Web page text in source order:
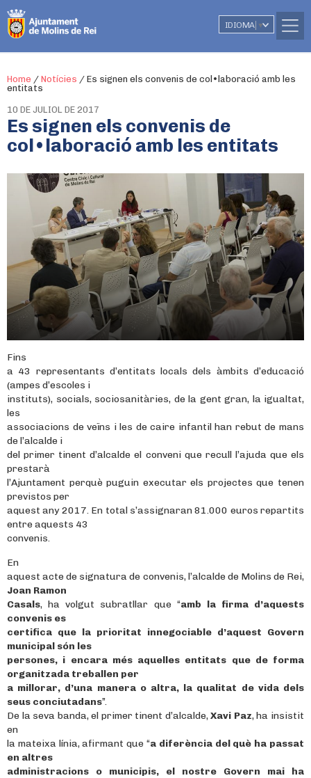
IDIOMA ▼
Home / Notícies / Es signen els convenis de col•laboració amb les
entitats
10 DE JULIOL DE 2017
Es signen els convenis de
col•laboració amb les entitats
Fins
a 43 representants d’entitats locals dels àmbits d’educació
(ampes d’escoles i
instituts), socials, sociosanitàries, de la gent gran, la igualtat,
les
associacions de veïns i les de caire infantil han rebut de mans
de l’alcalde i
del primer tinent d’alcalde el conveni que recull l’ajuda que els
prestarà
l’Ajuntament perquè puguin executar els projectes que tenen
previstos per
aquest any 2017. En total s’assignaran 81.000 euros repartits
entre aquests 43
convenis.
En
aquest acte de signatura de convenis, l’alcalde de Molins de Rei,
Joan Ramon
Casals, ha volgut subratllar que “amb la firma d’aquests
convenis es
certifica que la prioritat innegociable d’aquest Govern
municipal són les
persones, i encara més aquelles entitats que de forma
organitzada treballen per
a millorar, d’una manera o altra, la qualitat de vida dels
seus conciutadans”.
De la seva banda, el primer tinent d’alcalde,Xavi Paz, ha insistit
en
la mateixa línia, afirmant que “a diferència del què ha passat
en altres
administracions o municipis, el nostre Govern mai ha